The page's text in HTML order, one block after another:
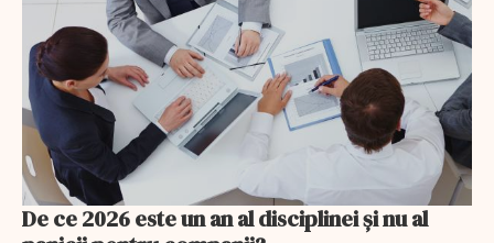
De ce 2026 este un an al disciplinei și nu al